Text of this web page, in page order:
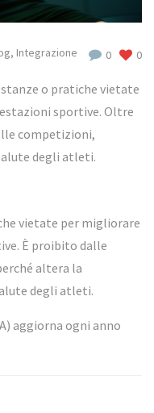
, Integrazione 0 0
o pratiche vietate
sportive. Oltre
competizioni,
degli atleti.
vietate per migliorare
È proibito dalle
altera la
degli atleti.
aggiorna ogni anno